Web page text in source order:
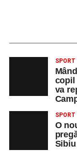
SPORT
copil
va
SPORT
O
Sibiu